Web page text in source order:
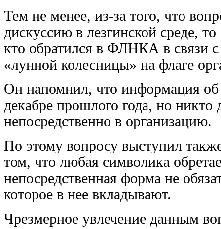
Тем не менее, из-за того, что
дискуссию в лезгинской среде,
кто обратился в ФЛНКА в связи
«лунной колесницы» на флаге
Он напомнил, что информация
декабре прошлого года, но
непосредственно в организацию.
По этому вопросу выступил
том, что любая символика
непосредственная форма не
которое в нее вкладывают.
Чрезмерное увлечение данным